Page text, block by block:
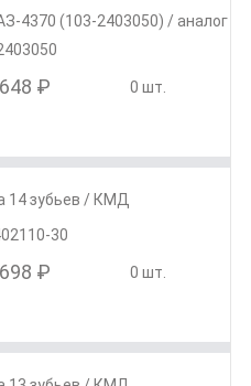
4370 (103-2403050) / аналог
₽ 0 шт.
14 зубьев / КМД
30
₽ 0 шт.